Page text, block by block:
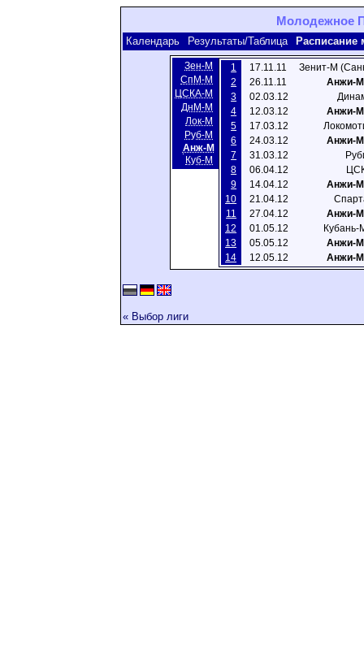
Молодежное
Календарь Результаты/Таблица
Зен-М
СпМ-М
ЦСКA-M
ДнМ-М
Лок-М
Руб-М
Анж-М
Куб-М
1 17.11.11
Зенит-М
2
26.11.11
Анжи-М
3
02.03.12
4
12.03.12
Анжи-М
5
17.03.12
6
24.03.12
Анжи-М
7
31.03.12
8
06.04.12
9
14.04.12
Анжи-М
10
21.04.12
11
27.04.12
Анжи-М
12
01.05.12
13
05.05.12
Анжи-М
14
12.05.12 Анжи-М
« Выбор лиги